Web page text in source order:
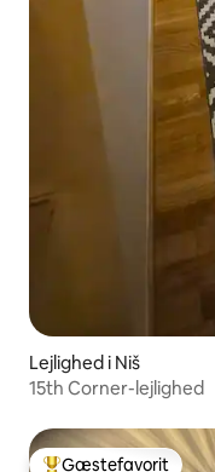
Lejlighed i Niš
15th Corner-lejlighed
Gæstefavorit